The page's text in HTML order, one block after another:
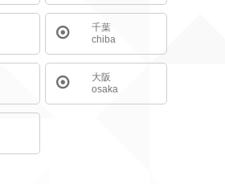
千葉
chiba
大阪
osaka